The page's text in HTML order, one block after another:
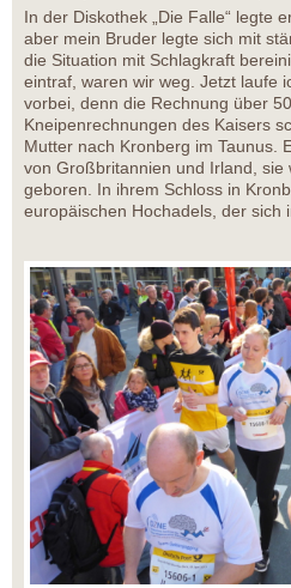
In der Diskothek „Die Falle“ legte
aber mein Bruder legte sich mit
die Situation mit Schlagkraft
eintraf, waren wir weg. Jetzt laufe
vorbei, denn die Rechnung über
Kneipenrechnungen des Kaisers
Mutter nach Kronberg im Taunus.
von Großbritannien und Irland, sie
geboren. In ihrem Schloss in
europäischen Hochadels, der sich